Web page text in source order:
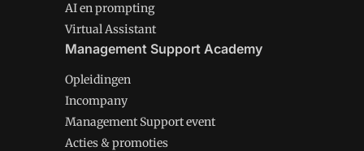
AI en prompting
Virtual Assistant
Management Support Academy
Opleidingen
Incompany
Management Support event
Acties & promoties